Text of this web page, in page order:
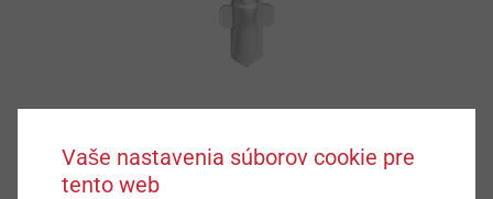
Vaše nastavenia súborov cookie pre
tento web